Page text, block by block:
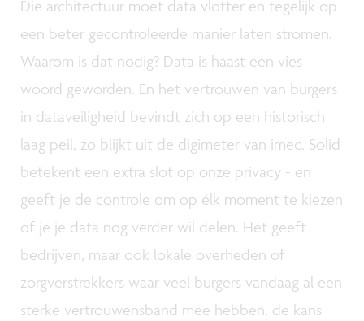
Die architectuur moet data vlotter en tegelijk op
een beter gecontroleerde manier laten stromen.
Waarom is dat nodig? Data is haast een vies
woord geworden. En het vertrouwen van burgers
in dataveiligheid bevindt zich op een historisch
laag peil, zo blijkt uit de digimeter van imec. Solid
betekent een extra slot op onze privacy - en
geeft je de controle om op élk moment te kiezen
of je je data nog verder wil delen. Het geeft
bedrijven, maar ook lokale overheden of
zorgverstrekkers waar veel burgers vandaag al een
sterke vertrouwensband mee hebben, de kans